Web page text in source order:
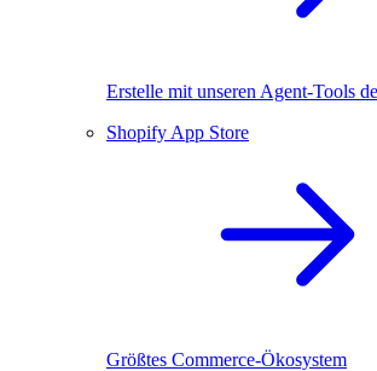
Erstelle mit unseren Agent-Tools
Shopify App Store
Größtes Commerce-Ökosystem